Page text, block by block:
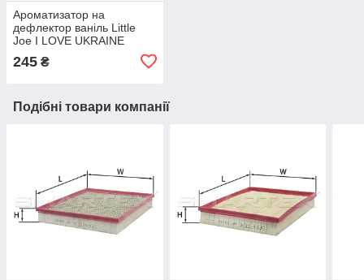
Ароматизатор на
дефлектор ваніль Little
Joe I LOVE UKRAINE
245 ₴
Подібні товари компанії